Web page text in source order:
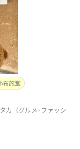
布施堂
カ（グルメ･ファッシ